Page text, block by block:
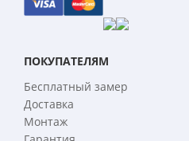
ПОКУПАТЕЛЯМ
Бесплатный замер
Доставка
Монтаж